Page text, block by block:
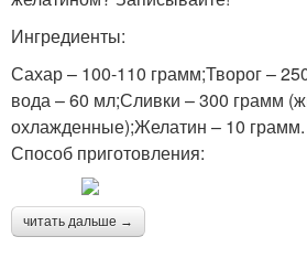
Ингредиенты:
Сахар – 100-110 грамм;Творог –
вода – 60 мл;Сливки – 300 грамм
охлажденные);Желатин – 10 грамм.
Способ приготовления:
читать дальше →